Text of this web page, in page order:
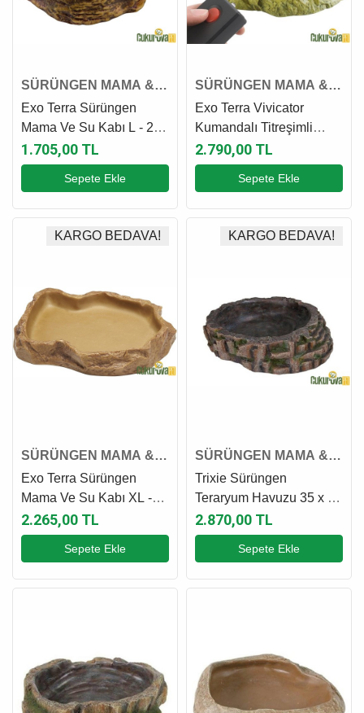
SÜRÜNGEN MAMA &
SU KABI
Exo Terra Sürüngen
Mama Ve Su Kabı L - 22
x 17.8 x 5.5 Cm
1.705,00 TL
Sepete Ekle
SÜRÜNGEN MAMA &
SU KABI
Exo Terra Vivicator
Kumandalı Titreşimli
Kaya Sürüngen Mama Ve
Su Kabı
2.790,00 TL
Sepete Ekle
KARGO BEDAVA!
SÜRÜNGEN MAMA &
SU KABI
Exo Terra Sürüngen
Mama Ve Su Kabı XL -
28.5 x 22.9 x 3.8 Cm
2.265,00 TL
Sepete Ekle
KARGO BEDAVA!
SÜRÜNGEN MAMA &
SU KABI
Trixie Sürüngen
Teraryum Havuzu 35 x 9
x 34 Cm
2.870,00 TL
Sepete Ekle